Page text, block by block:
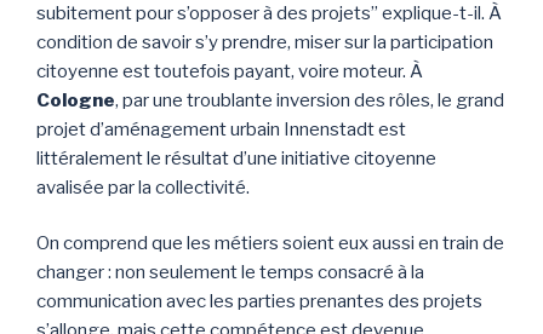
subitement pour s’opposer à des projets” explique-t-il. À
condition de savoir s’y prendre, miser sur la participation
citoyenne est toutefois payant, voire moteur. À
Cologne, par une troublante inversion des rôles, le grand
projet d’aménagement urbain Innenstadt est
littéralement le résultat d’une initiative citoyenne
avalisée par la collectivité.
On comprend que les métiers soient eux aussi en train de
changer : non seulement le temps consacré à la
communication avec les parties prenantes des projets